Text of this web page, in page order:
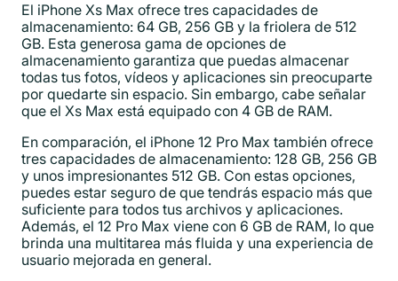
El iPhone Xs Max ofrece tres capacidades de
almacenamiento: 64 GB, 256 GB y la friolera de 512
GB. Esta generosa gama de opciones de
almacenamiento garantiza que puedas almacenar
todas tus fotos, vídeos y aplicaciones sin preocuparte
por quedarte sin espacio. Sin embargo, cabe señalar
que el Xs Max está equipado con 4 GB de RAM.
En comparación, el iPhone 12 Pro Max también ofrece
tres capacidades de almacenamiento: 128 GB, 256 GB
y unos impresionantes 512 GB. Con estas opciones,
puedes estar seguro de que tendrás espacio más que
suficiente para todos tus archivos y aplicaciones.
Además, el 12 Pro Max viene con 6 GB de RAM, lo que
brinda una multitarea más fluida y una experiencia de
usuario mejorada en general.